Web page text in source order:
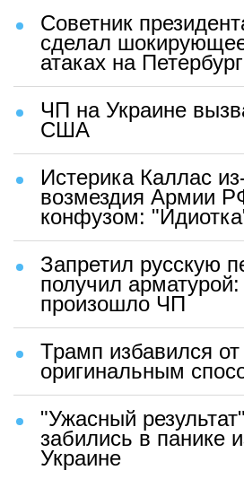
Советник
сделал
атаках на Петербург
ЧП на Украине
США
Истерика Каллас
возмездия Армии
конфузом:
Запретил русскую
получил
произошло ЧП
Трамп избавился
оригинальным
"Ужасный
забились в панике
Украине